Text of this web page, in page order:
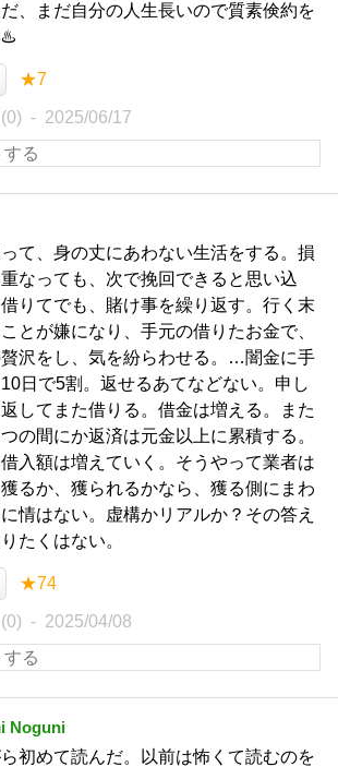
、まだ自分の人生長いので質素倹約を
♨️
★7
2025/06/17
て、身の丈にあわない生活をする。損
なっても、次で挽回できると思い込
りてでも、賭け事を繰り返す。行く末
とが嫌になり、手元の借りたお金で、
沢をし、気を紛らわせる。…闇金に手
日で5割。返せるあてなどない。申し
してまた借りる。借金は増える。また
の間にか返済は元金以上に累積する。
入額は増えていく。そうやって業者は
るか、獲られるかなら、獲る側にまわ
情はない。虚構かリアルか？その答え
たくはない。
★74
2025/04/08
Noguni
初めて読んだ。以前は怖くて読むのを